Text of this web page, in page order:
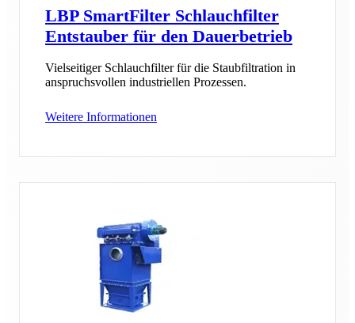
LBP SmartFilter Schlauchfilter
Entstauber für den Dauerbetrieb
Vielseitiger Schlauchfilter für die Staubfiltration in
anspruchsvollen industriellen Prozessen.
Weitere Informationen